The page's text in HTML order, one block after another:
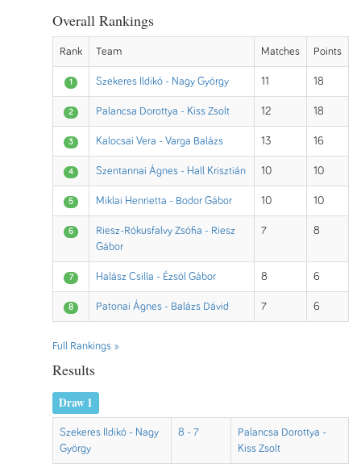
Overall Rankings
Rank Team Matches Points
1 Szekeres Ildikó - Nagy György 11 18
2 Palancsa Dorottya - Kiss Zsolt 12 18
3 Kalocsai Vera - Varga Balázs 13 16
4 Szentannai Ágnes - Hall Krisztián 10 10
5 Miklai Henrietta - Bodor Gábor 10 10
6
Riesz-Rókusfalvy Zsófia - Riesz
Gábor
7 8
7 Halász Csilla - Ézsöl Gábor 8 6
8 Patonai Ágnes - Balázs Dávid 7 6
Full Rankings »
Results
Draw 1
Szekeres Ildikó - Nagy
György
8 - 7
Palancsa Dorottya -
Kiss Zsolt